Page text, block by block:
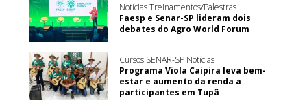
Notícias Treinamentos/Palestras
Faesp e Senar-SP lideram dois
debates do Agro World Forum
Cursos SENAR-SP Notícias
Programa Viola Caipira leva bem-
estar e aumento da renda a
participantes em Tupã